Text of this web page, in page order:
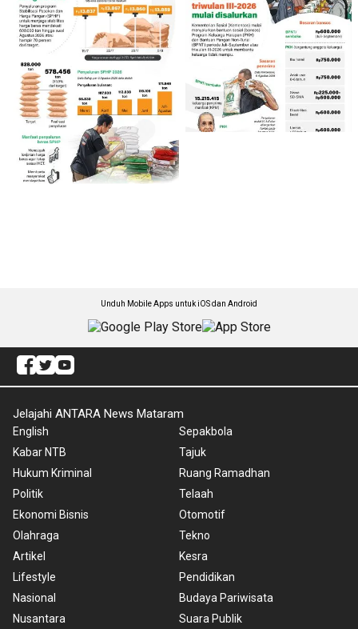
Unduh Mobile Apps untuk iOS dan Android
Jelajahi ANTARA News Mataram
English
Kabar NTB
Hukum Kriminal
Politik
Ekonomi Bisnis
Olahraga
Artikel
Lifestyle
Nasional
Nusantara
Sepakbola
Tajuk
Ruang Ramadhan
Telaah
Otomotif
Tekno
Kesra
Pendidikan
Budaya Pariwisata
Suara Publik